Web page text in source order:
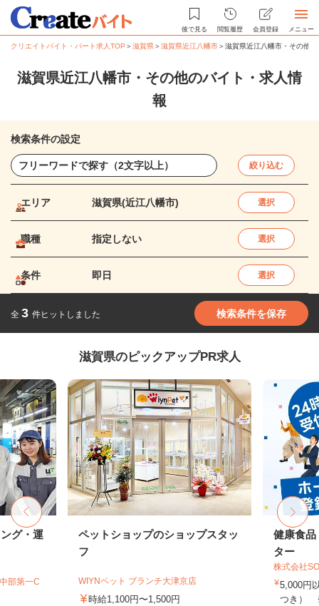
後で見る 閲覧履歴 会員登録 メニュー
クリエイトバイト・パート求人TOP ＞滋賀県＞滋賀県近江八幡市＞滋賀県近江八幡市・その他
滋賀県近江八幡市・その他のバイト・求人情
報
検索条件の設定
絞り込む
エリア 滋賀県(近江八幡市) 選択
職種 指定しない 選択
条件 即日 選択
全 3 件ヒットしました 検索条件を保存
滋賀県のピックアップPR求人
グ・運
部第一C
ペットショップのショップスタッ
フ
WIYNペット ブランチ大津京店
時給1,100円〜1,500円
健康食品
ター
株式会社
5,000円
つき）